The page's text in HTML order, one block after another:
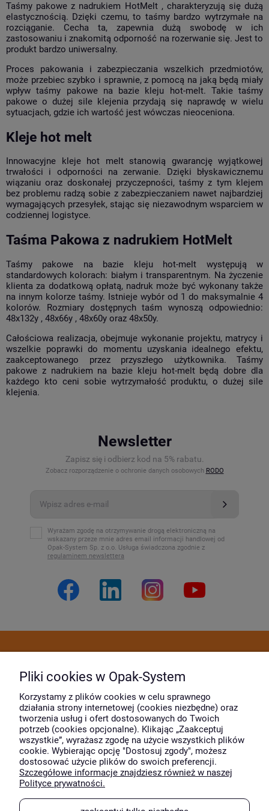
Taśmy pakowe z nadrukiem HotMelt , charakteryzują się dużą
elastycznością. Dzięki czemu, to taśmy bardzo wytrzymałe na
rozciąganie. Cecha ta, zapewnia dużą swobodę w ich
zastosowaniu i znakomitą odporność na rozerwanie się. Jest to
produkt bardzo uniwersalny.
Proces pakowania i zabezpieczania wszelkich przedmiotów,
może przebiec szybko i sprawnie, z pomocą na jaką będą miały
wpływ taśmy pakowe na bazie kleju hot-melt. Takie taśmy
pakowe o dużej sile klejenia przydają się naprawdę w wielu
sytuacjach, gdzie ich wartość jest wówczas nieoceniona.
Kleje hot melt
Innowacyjne kleje hot melt stanowią gwarancję wyjątkowej
trwałości i odporności na zerwanie. Dzięki błyskawicznemu
wiązaniu oraz doskonałej przyczepności, taśmy z tym klejem
bez problemu radzą sobie z zabezpieczaniem nawet najbardziej
wymagających przesyłek, stając się niezawodnym wsparciem w
codziennej logistyce.
Taśma Pakowa z nadrukiem HotMelt
Taśmy pakowe na bazie kleju hot-melt występują w
standardowych kolorach: białym i transparentnym. Na życzenie
klienta za dodatkową opłatą, nadruk może być wykonany także
na innym kolorze taśmy. Istnieje wybór od 1 do maksymalnie 4
kolorów. Rozmiary dostępnych taśm wynoszą odpowiednio:
48x132y , 48x66y , 48x60y oraz 48x50y.
Całościowa realizacja, obejmuje wykonanie projektu, matrycy i
wszelkie poprawki do momentu uzyskania idealnego efektu,
zaakceptowanego przez przyszłego użytkownika. Taśmy
pakowe z nadrukiem na bazie kleju hot-melt będą dobre dla
każdego kto ceni sobie wytrzymałość produktu, o dużej sile
klejenia.
Newsletter
Zapisz się i odbierz kod na 5% rabatu.
Zobacz rozporządzenie o ochronie danych osobowych RODO
Wyrażam zgodę na otrzymywanie drogą elektroniczną na
wskazany przeze mnie adres email informacji handlowej od
Opak-System Sp. z o.o. Usługa świadczona zgodnie z
regulaminem newslettera
Moje konto
O firmie
Wyróżnili nas
Pliki cookies w Opak-System
Korzystamy z plików cookies w celu sprawnego
działania strony internetowej (cookies niezbędne) oraz
tworzenia usług i ofert dostosowanych do Twoich
potrzeb (cookies opcjonalne). Klikając „Zaakceptuj
wszystkie”, wyrażasz zgodę na użycie wszystkich plików
cookie. Wybierając opcję "Dostosuj zgody", możesz
dostosować użycie plików do swoich preferencji.
Szczegółowe informacje znajdziesz również w naszej
Polityce prywatności.